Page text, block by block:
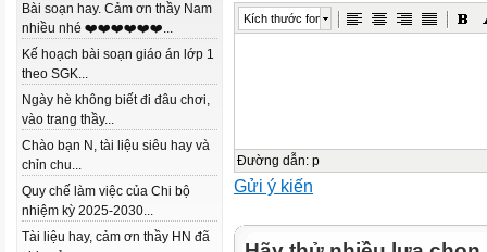
Bài soạn hay. Cảm ơn thầy Nam
nhiều nhé ❤️❤️❤️❤️❤️❤️...
Kế hoạch bài soạn giáo án lớp 1
theo SGK...
Ngày hè không biết đi đâu chơi,
vào trang thầy...
Chào bạn N, tài liệu siêu hay và
chỉn chu...
Quy chế làm việc của Chi bộ
nhiệm kỳ 2025-2030...
Tài liệu hay, cảm ơn thầy HN đã
Kích thước font
Đường dẫn: p
Gửi ý kiến